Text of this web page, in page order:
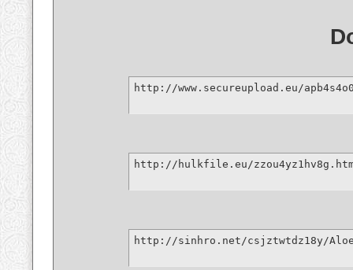
http://www.secureupload.eu/
http://hulkfile.eu/
http://sinhro.net/csjztwtdz18y/